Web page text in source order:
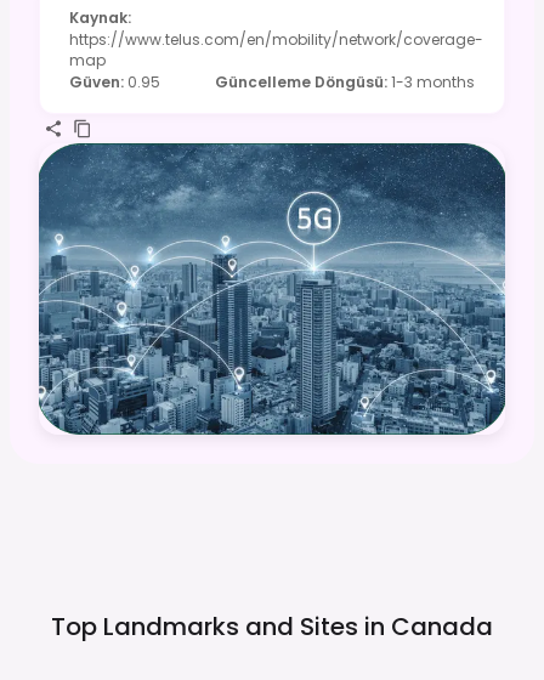
Kaynak:
https://www.telus.com/en/mobility/network/coverage-
map
Güven: 0.95 Güncelleme Döngüsü:1-3 months
Top Landmarks and Sites in Canada